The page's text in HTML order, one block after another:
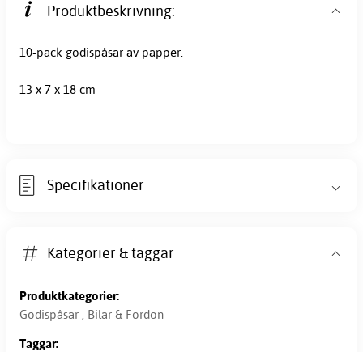
Produktbeskrivning:
10-pack godispåsar av papper.
13 x 7 x 18 cm
Specifikationer
Kategorier & taggar
Produktkategorier:
Godispåsar , Bilar & Fordon
Taggar: